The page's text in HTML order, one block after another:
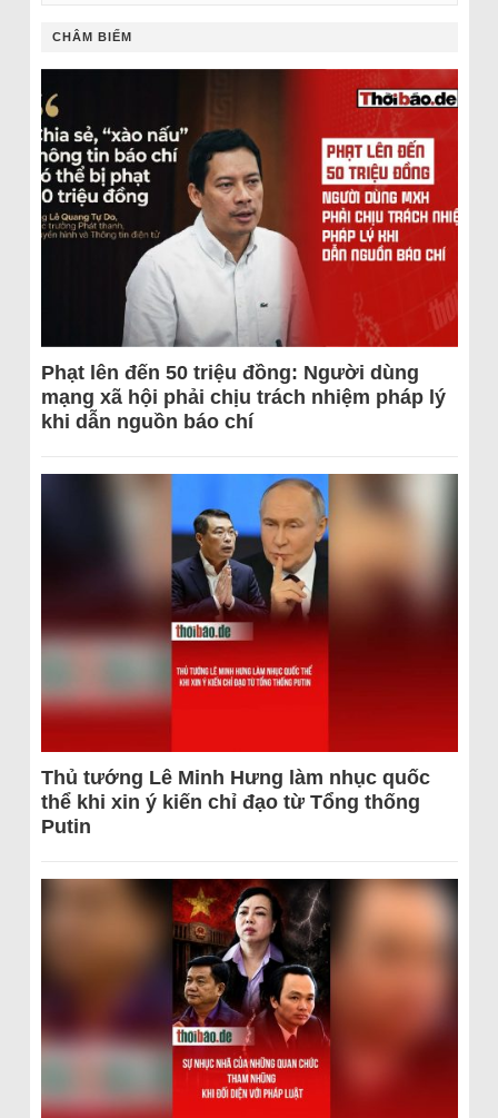
CHÂM BIẾM
Phạt lên đến 50 triệu đồng: Người dùng
mạng xã hội phải chịu trách nhiệm pháp lý
khi dẫn nguồn báo chí
Thủ tướng Lê Minh Hưng làm nhục quốc
thể khi xin ý kiến chỉ đạo từ Tổng thống
Putin